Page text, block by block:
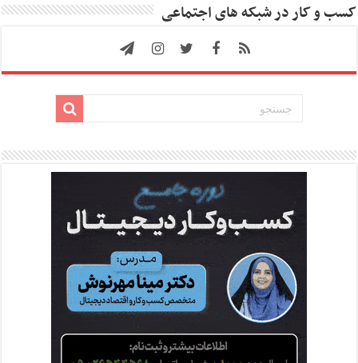
کسب و کار در شبکه های اجتماعی